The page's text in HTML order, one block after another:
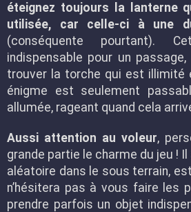
éteignez toujours la lanterne
utilisée, car celle-ci à une
(conséquente pourtant).
indispensable pour un
trouver la torche qui est illimité
énigme est seulement
allumée, rageant quand cela
Aussi attention au voleur,
grande partie le charme du jeu !
aléatoire dans le sous terrain,
n’hésitera pas à vous faire les
prendre parfois un objet